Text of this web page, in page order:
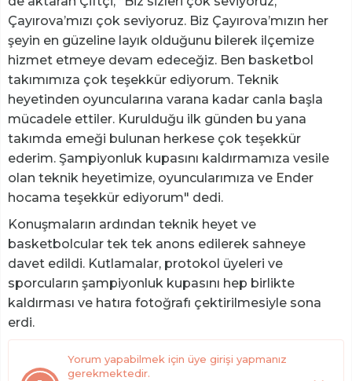
Çayırova’mızı çok seviyoruz. Biz Çayırova’mızın her
şeyin en güzeline layık olduğunu bilerek ilçemize
hizmet etmeye devam edeceğiz. Ben basketbol
takımımıza çok teşekkür ediyorum. Teknik
heyetinden oyuncularına varana kadar canla başla
mücadele ettiler. Kurulduğu ilk günden bu yana
takımda emeği bulunan herkese çok teşekkür
ederim. Şampiyonluk kupasını kaldırmamıza vesile
olan teknik heyetimize, oyuncularımıza ve Ender
hocama teşekkür ediyorum" dedi.
Konuşmaların ardından teknik heyet ve
basketbolcular tek tek anons edilerek sahneye
davet edildi. Kutlamalar, protokol üyeleri ve
sporcuların şampiyonluk kupasını hep birlikte
kaldırması ve hatıra fotoğrafı çektirilmesiyle sona
erdi.
Yorum yapabilmek için üye girişi yapmanız
gerekmektedir.